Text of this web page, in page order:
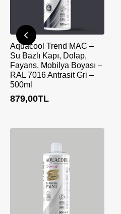
Aquacool Trend MAC –
Su Bazlı Kapı, Dolap,
Fayans, Mobilya Boyası –
RAL 7016 Antrasit Gri –
500ml
879,00TL